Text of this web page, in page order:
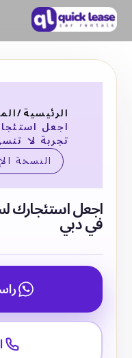
الرئيسية/
اجعل
تجربة لا
النسخة
اجعل استئجارك
في دبي